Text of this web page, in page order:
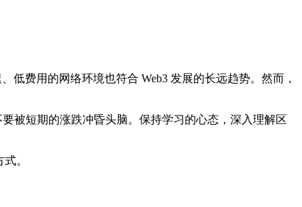
费用的网络环境也符合 Web3 发展的长远趋势。然而，
被短期的涨跌冲昏头脑。保持学习的心态，深入理解区
。